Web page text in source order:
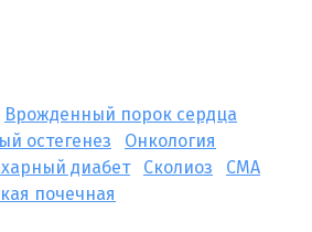
Врожденный порок сердца
остегенез
Онкология
диабет Сколиоз
СМА
почечная